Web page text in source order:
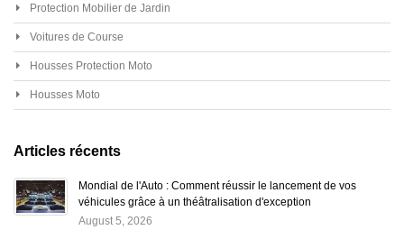
Protection Mobilier de Jardin
Voitures de Course
Housses Protection Moto
Housses Moto
Articles récents
Mondial de l'Auto : Comment réussir le lancement de vos
véhicules grâce à un théâtralisation d'exception
August 5, 2026